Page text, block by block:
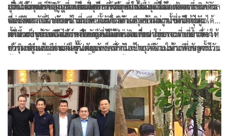
มูลนิธิร่วมกตัญญูที่เข้ามาช่วยเหลืออย่างรวดเร็ว
เจ็บได้เหยียบลงบนแผ่นเหล็กที่ชำรุดจนแผ่นเหล็กเกิดการบิดตัว
และดีดกลับมาอัดเข้าที่บริเวณช่วงหัวเข่าอย่างแรง ทำให้ไม่
สามารถขยับหรือดึงขาออกมาได้ด้วยตนเอง
เบื้องต้นพบว่าผู้บาดเจ็บมีเพียงรอยฟกช้ำและแผลถลอกจากการ
ที่พลัดตกลงไปกระแทกเท่านั้น ไม่พบอาการผิดรูปของกระดูก
หรือกระดูกหักแต่อย่างใด ก่อนจะดำเนินการปฐมพยาบาลและให้
ความช่วยเหลือตามขั้นตอน
บริเวณจุดเช็กอินยอดฮิตฝั่งตรงข้าม ซึ่งเป็นจุดที่นักท่องเที่ยวชาว
จีนนิยมมาถ่ายภาพในระหว่างที่กำลังเดินข้ามมานั้น นักท่อง
เที่ยวสาวชาวจีนได้เหยียบลงบนแผ่นเหล็กฝาท่อระบายน้ำที่
ชำรุดอยู่แล้ว ส่งผลให้แผ่นเหล็กหักและทรุดตัวลงทันทีจนขาข้าง
สั่งไม่ให้ผู้บาดเจ็บลุกขึ้นหรือขยับตัว เพราะเกรงว่าหัวเข่าจะหัก
หรือถูกเศษเหล็กที่หักคารูท่อแทงซ้ำ จึงรีบประสานขอความช่วย
เหลือทันที และแม้จะเกิดเหตุการณ์ไม่คาดฝันขึ้น แต่นักท่อง
เที่ยวสาวรายนี้กล่าวว่าตนเองไม่ได้รู้สึกตกใจหรือขวัญเสีย และยัง
รู้สึกขอบคุณที่เจ้าหน้าที่กู้ภัยและผู้เกี่ยวข้องเข้ามาให้การช่วย
ส่วน นางสาวจินจุภา ทองสุข ชาวบ้านในพื้นที่ได้แสดงความกังวล
อย่างมากเกี่ยวกับความปลอดภัยบริเวณจุดดังกล่าว ซึ่งปัจจุบันได้
กลายเป็นแลนด์มาร์คสำคัญที่มีนักท่องเที่ยว โดยเฉพาะชาวต่าง
ชาติ เดินทางมาถ่ายรูปและเซลฟี่ กันเป็นจำนวนมากตลอดทั้งวัน
จุดดังกล่าวนั้นสภาพถนนเป็นแบบ 2 เลนสวนกัน และรถที่สัญจร
ไปมามักจะใช้ความเร็วสูง หากเป็นคนในพื้นที่จะทราบดีและช่วย
ชะลอความเร็วให้ แต่สำหรับรถจากที่อื่นที่ไม่ชำนาญทางมักจะ
ขับผ่านด้วยความเร็ว ซึ่งเสี่ยงต่อการเกิดอุบัติเหตุกับนักท่องเที่ยว
ที่ยืนรวมกลุ่มกันอยู่ริมถนนเป็นอย่างมาก
ทั้งนี้ ชาวบ้านจึงอยากเรียกร้องให้หน่วยงานราชการที่เกี่ยวข้อง
เข้ามาดำเนินการติดตั้งสัญลักษณ์หรือป้ายเตือนให้รถที่สัญจรไป
แม้ว่าปัจจุบันจะมีแสงสว่างที่เพียงพอแล้ว แต่การขาดป้ายเตือน
ที่ชัดเจนยังคงเป็นช่องว่างที่อาจนำไปสู่อุบัติเหตุร้ายแรงได้ จึง
อยากให้มีการจัดระเบียบพื้นที่และทำเครื่องหมายบอกทางให้
ชัดเจน เพื่อสร้างความปลอดภัยให้กับนักท่องเที่ยวและลดความ
เสี่ยงในการสูญเสียที่อาจเกิดขึ้นในอนาคต.